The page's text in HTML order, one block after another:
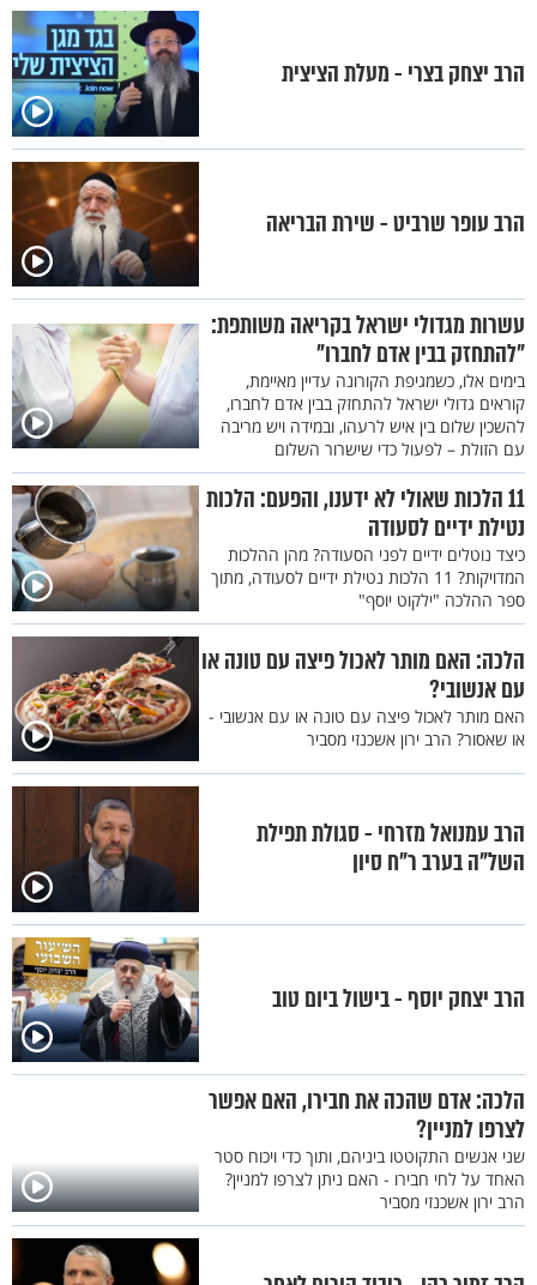
הרב יצחק בצרי - מעלת הציצית
הרב עופר שרביט - שירת הבריאה
עשרות מגדולי ישראל בקריאה משותפת:
"להתחזק בבין אדם לחברו"
בימים אלו, כשמגיפת הקורונה עדיין מאיימת,
קוראים גדולי ישראל להתחזק בבין אדם לחברו,
להשכין שלום בין איש לרעהו, ובמידה ויש מריבה
עם הזולת – לפעול כדי שישרור השלום
11 הלכות שאולי לא ידענו, והפעם: הלכות
נטילת ידיים לסעודה
כיצד נוטלים ידיים לפני הסעודה? מהן ההלכות
המדויקות? 11 הלכות נטילת ידיים לסעודה, מתוך
ספר ההלכה "ילקוט יוסף"
הלכה: האם מותר לאכול פיצה עם טונה או
עם אנשובי?
האם מותר לאכול פיצה עם טונה או עם אנשובי -
או שאסור? הרב ירון אשכנזי מסביר
הרב עמנואל מזרחי - סגולת תפילת
השל"ה בערב ר"ח סיון
הרב יצחק יוסף - בישול ביום טוב
הלכה: אדם שהכה את חבירו, האם אפשר
לצרפו למניין?
שני אנשים התקוטטו ביניהם, ותוך כדי ויכוח סטר
האחד על לחי חבירו - האם ניתן לצרפו למניין?
הרב ירון אשכנזי מסביר